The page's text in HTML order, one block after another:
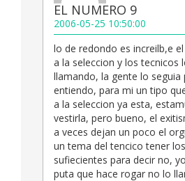
EL NUMERO 9
2006-05-25 10:50:00
lo de redondo es increilb,e
a la seleccion y los tecnicos
llamando, la gente lo seguia
entiendo, para mi un tipo
a la seleccion ya esta,
vestirla, pero bueno, el
a veces dejan un poco el
un tema del tencico tener
sufiecientes para decir no,
puta que hace rogar no lo